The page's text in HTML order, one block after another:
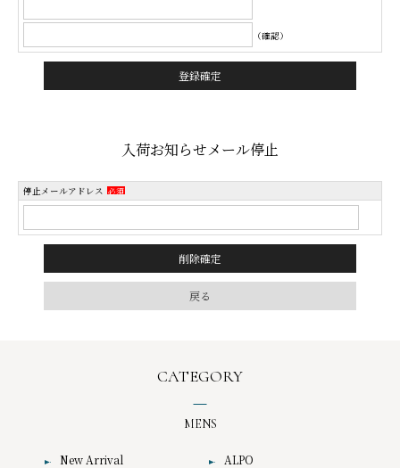
（確認）
入荷お知らせメール停止
停止メールアドレス 必須
CATEGORY
MENS
New Arrival
ALPO